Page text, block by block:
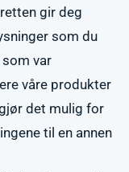
gir deg
som du
var
våre produkter
det mulig for
til en annen